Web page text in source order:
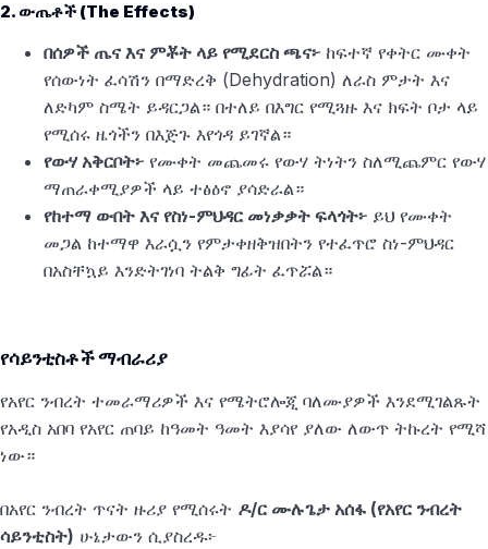
2. ውጤቶች (The Effects)
በሰዎች ጤና እና ምቾት ላይ የሚደርስ ጫና፦ ከፍተኛ የቀትር ሙቀት
የሰውነት ፈሳሽን በማድረቅ (Dehydration) ለራስ ምታት እና
ለድካም ስሜት ይዳርጋል። በተለይ በእግር የሚጓዙ እና ክፍት ቦታ ላይ
የሚሰሩ ዜጎችን በእጅጉ እየጎዳ ይገኛል።
የውሃ አቅርቦት፦ የሙቀት መጨመሩ የውሃ ትነትን ስለሚጨምር የውሃ
ማጠራቀሚያዎች ላይ ተፅዕኖ ያሳድራል።
የከተማ ውበት እና የስነ-ምህዳር መነቃቃት ፍላጎት፦ ይህ የሙቀት
መጋል ከተማዋ እራሷን የምታቀዘቅዝበትን የተፈጥሮ ስነ-ምህዳር
በአስቸኳይ እንድትገነባ ትልቅ ግፊት ፈጥሯል።
የሳይንቲስቶች ማብራሪያ
የአየር ንብረት ተመራማሪዎች እና የሜትሮሎጂ ባለሙያዎች እንደሚገልጹት
የአዲስ አበባ የአየር ጠባይ ከዓመት ዓመት እያሳየ ያለው ለውጥ ትኩረት የሚሻ
ነው።
በአየር ንብረት ጥናት ዙሪያ የሚሰሩት ዶ/ር ሙሉጌታ አሰፋ (የአየር ንብረት
ሳይንቲስት) ሁኔታውን ሲያስረዱ፦